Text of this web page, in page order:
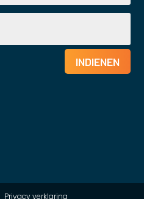
INDIENEN
Privacy verklaring